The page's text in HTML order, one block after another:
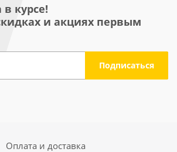
в курсе!
и акциях первым
Оплата и доставка